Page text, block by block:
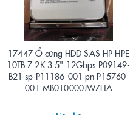
17447 Ổ cứng HDD SAS HP HPE
10TB 7.2K 3.5" 12Gbps P09149-
B21 sp P11186-001 pn P15760-
001 MB010000JWZHA